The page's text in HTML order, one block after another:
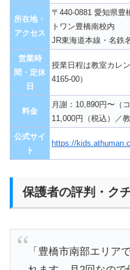
所在地・
アクセス
〒440-0881 愛知県豊
トワン豊橋南校内
JR東海道本線・名鉄
営業時
間・定休
日
授業日程は教室カレ
4165-00）
料金
月謝：10,890円〜（
11,000円（税込）／
公式サイ
ト
https://
保護者の評判・ク
「豊橋市南部エリア